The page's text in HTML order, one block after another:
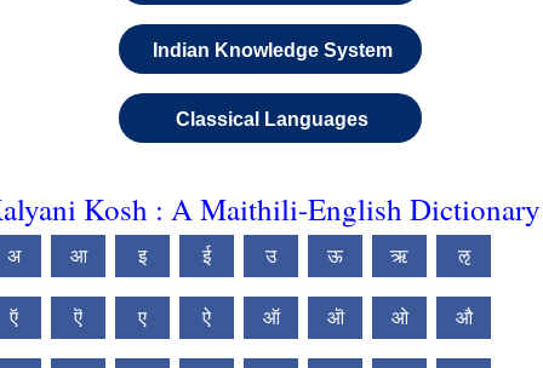
Indian Knowledge System
Classical Languages
Kosh : A Maithili-English Dictionary
अ आ इ ई उ ऊ ऋ ऌ
ऍ ऎ ए ऐ ऑ ऒ ओ औ